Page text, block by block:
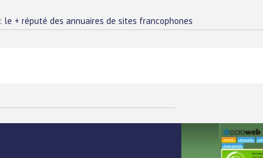
: le + réputé des annuaires de sites francophones